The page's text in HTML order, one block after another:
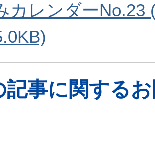
カレンダーNo.23
記事に関する